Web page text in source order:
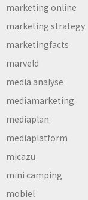
marketing online
marketing strategy
marketingfacts
marveld
media analyse
mediamarketing
mediaplan
mediaplatform
micazu
mini camping
mobiel